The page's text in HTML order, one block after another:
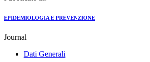
EPIDEMIOLOGIA E PREVENZIONE
Journal
Dati Generali